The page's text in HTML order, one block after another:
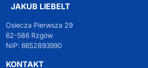
JAKUB LIEBELT
Osiecza Pierwsza 29
62-586 Rzgów
NIP: 6652893990
KONTAKT